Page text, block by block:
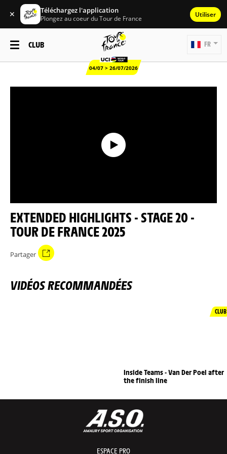
✕ Téléchargez l'application
Plongez au coeur du Tour de France Utiliser
CLUB
04/07 > 26/07/2026
FR
EXTENDED HIGHLIGHTS - STAGE 20 -
TOUR DE FRANCE 2025
Partager
VIDÉOS RECOMMANDÉES
CLUB
Inside Teams - Van Der Poel after
the finish line
ESPACE PRO